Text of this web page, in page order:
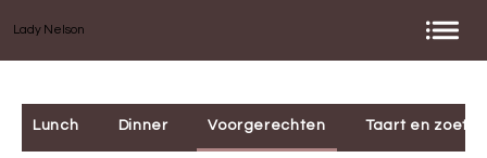
Lady Nelson
Lunch Dinner Voorgerechten Taart en